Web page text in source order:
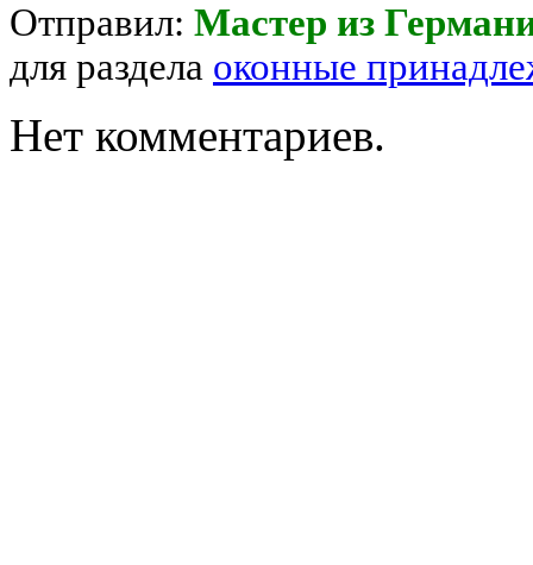
Отправил: Мастер из
для раздела оконные
Нет комментариев.